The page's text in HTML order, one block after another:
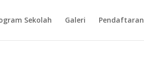
Sekolah Galeri Pendaftaran